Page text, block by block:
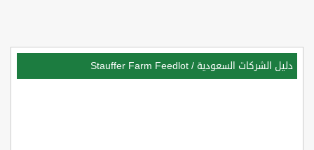
دليل الشركات السعودية /
Stauffer Farm Feedlot